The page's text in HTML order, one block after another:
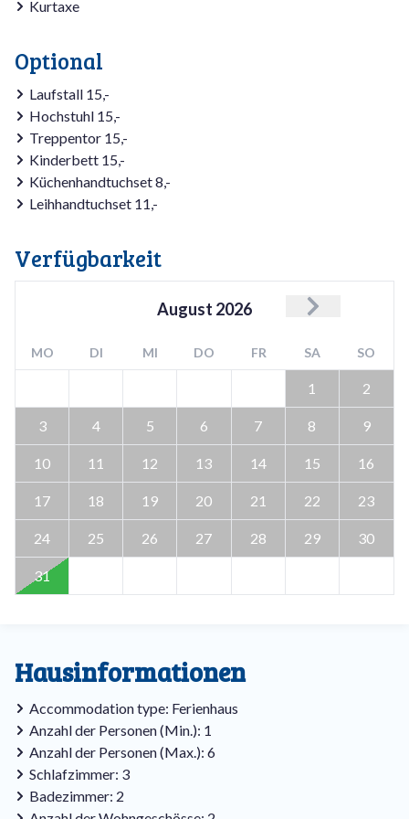
Kurtaxe
Optional
Laufstall 15,-
Hochstuhl 15,-
Treppentor 15,-
Kinderbett 15,-
Küchenhandtuchset 8,-
Leihhandtuchset 11,-
Verfügbarkeit
August 2026
MO DI MI DO FR SA SO
1 2
3 4 5 6 7 8 9
10 11 12 13 14 15 16
17 18 19 20 21 22 23
24 25 26 27 28 29 30
31
Hausinformationen
Accommodation type: Ferienhaus
Anzahl der Personen (Min.): 1
Anzahl der Personen (Max.): 6
Schlafzimmer: 3
Badezimmer: 2